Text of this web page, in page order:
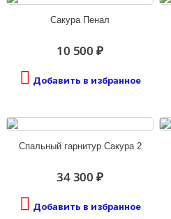
Сакура Пенал
10 500 ₽
Добавить в избранное
Спальный гарнитур Сакура 2
34 300 ₽
Добавить в избранное